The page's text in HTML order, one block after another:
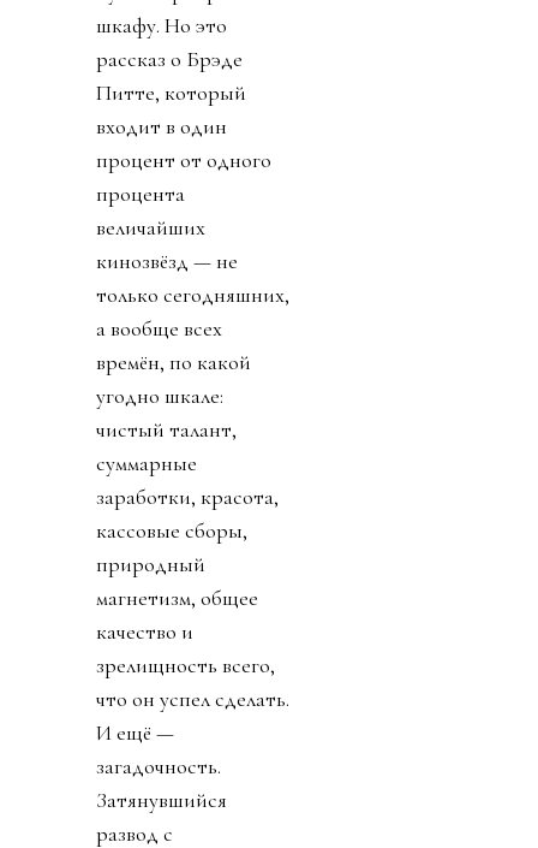
шкафу. Но это
рассказ о Брэде
Питте, который
входит в один
процент от одного
процента
величайших
кинозвёзд — не
только сегодняшних,
а вообще всех
времён, по какой
угодно шкале:
чистый талант,
суммарные
заработки, красота,
кассовые сборы,
природный
магнетизм, общее
качество и
зрелищность всего,
что он успел сделать.
И ещё —
загадочность.
Затянувшийся
развод с